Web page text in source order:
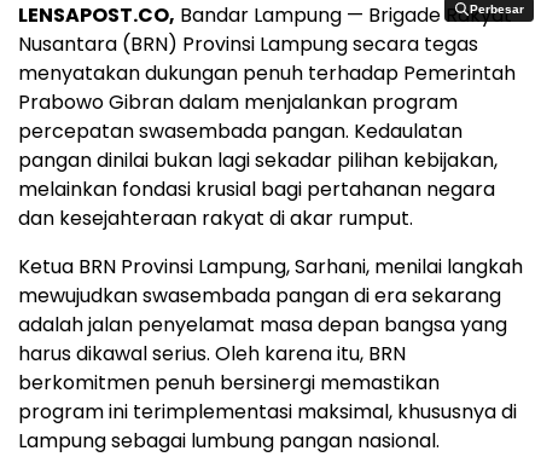
Perbesar
Perbesar
LENSAPOST.CO, Bandar Lampung — Brigade Rakyat
Nusantara (BRN) Provinsi Lampung secara tegas
menyatakan dukungan penuh terhadap Pemerintah
Prabowo Gibran dalam menjalankan program
percepatan swasembada pangan. Kedaulatan
pangan dinilai bukan lagi sekadar pilihan kebijakan,
melainkan fondasi krusial bagi pertahanan negara
dan kesejahteraan rakyat di akar rumput.
Ketua BRN Provinsi Lampung, Sarhani, menilai langkah
mewujudkan swasembada pangan di era sekarang
adalah jalan penyelamat masa depan bangsa yang
harus dikawal serius. Oleh karena itu, BRN
berkomitmen penuh bersinergi memastikan
program ini terimplementasi maksimal, khususnya di
Lampung sebagai lumbung pangan nasional.